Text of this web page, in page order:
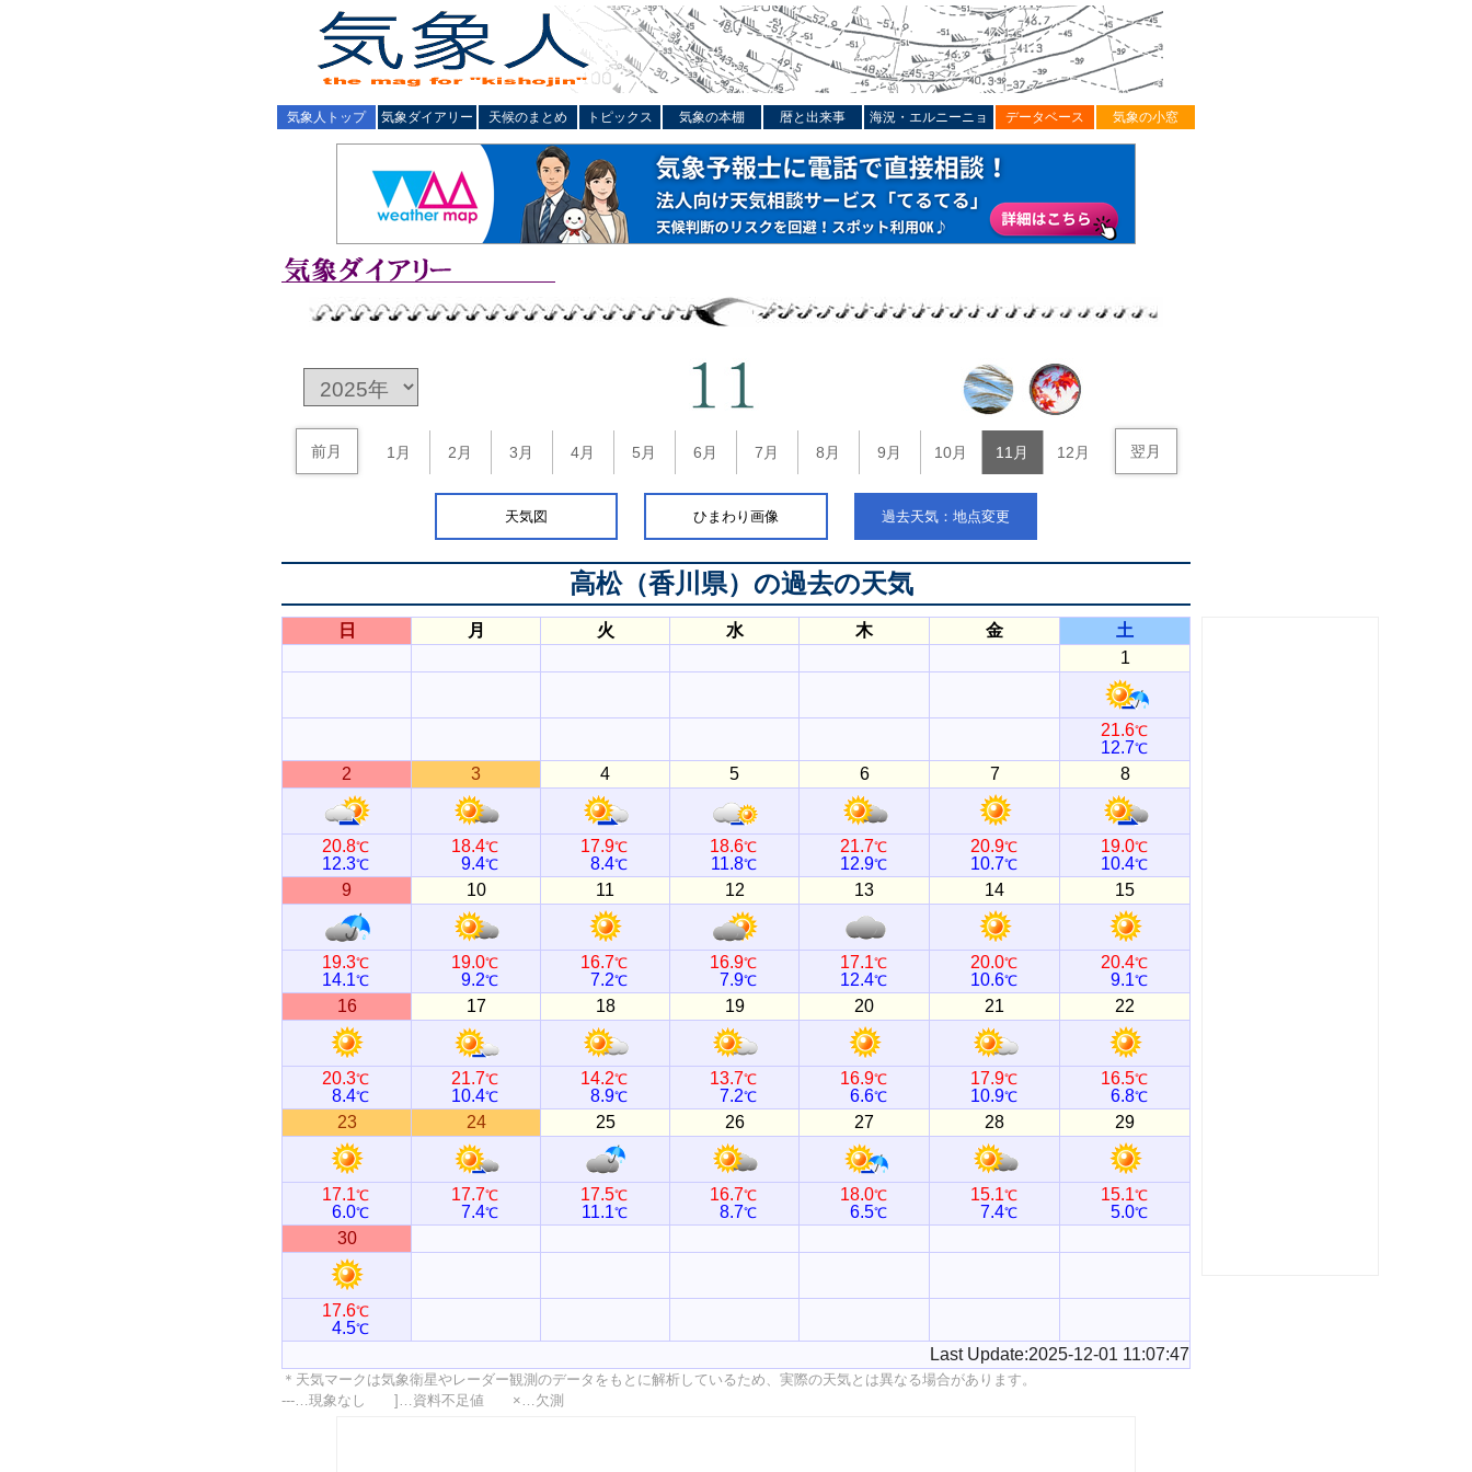
気象人トップ 気象ダイアリー 天候のまとめ トピックス 気象の本棚 暦と出来事 海況・エルニーニョ データベース 気象の小窓
前月 1月 2月 3月 4月 5月 6月 7月 8月 9月 10月 11月 12月 翌月
天気図 ひまわり画像 過去天気：地点変更
高松（香川県） の過去の天気
日 月 火 水 木 金
土
1
21.6℃
12.7℃
2 3 4 5 6 7 8
20.8℃
12.3℃
18.4℃
9.4℃
17.9℃
8.4℃
18.6℃
11.8℃
21.7℃
12.9℃
20.9℃
10.7℃
19.0℃
10.4℃
9 10 11 12 13 14 15
19.3℃
14.1℃
19.0℃
9.2℃
16.7℃
7.2℃
16.9℃
7.9℃
17.1℃
12.4℃
20.0℃
10.6℃
20.4℃
9.1℃
16 17 18 19 20 21 22
20.3℃
8.4℃
21.7℃
10.4℃
14.2℃
8.9℃
13.7℃
7.2℃
16.9℃
6.6℃
17.9℃
10.9℃
16.5℃
6.8℃
23 24 25 26 27 28 29
17.1℃
6.0℃
17.7℃
7.4℃
17.5℃
11.1℃
16.7℃
8.7℃
18.0℃
6.5℃
15.1℃
7.4℃
15.1℃
5.0℃
30
17.6℃
4.5℃
Last Update:2025-12-01 11:07:47
＊天気マークは気象衛星やレーダー観測のデータをもとに解析しているため、実際の天気とは異なる場合があります。
---…現象なし ]…資料不足値 ×…欠測